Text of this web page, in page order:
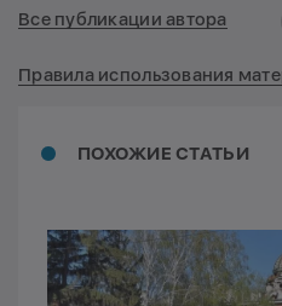
ПОХОЖИЕ СТАТЬИ
Все публикации автора
Правила использования